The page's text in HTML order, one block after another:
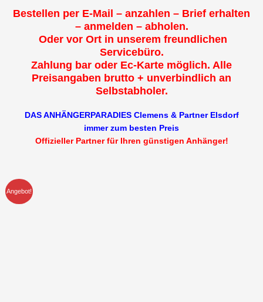
Bestellen per E-Mail – anzahlen – Brief erhalten
– anmelden – abholen.
Oder vor Ort in unserem freundlichen
Servicebüro.
Zahlung bar oder Ec-Karte möglich. Alle
Preisangaben brutto + unverbindlich an
Selbstabholer.
DAS ANHÄNGERPARADIES Clemens & Partner Elsdorf
immer zum besten Preis
Offizieller Partner für Ihren günstigen Anhänger!
Angebot!